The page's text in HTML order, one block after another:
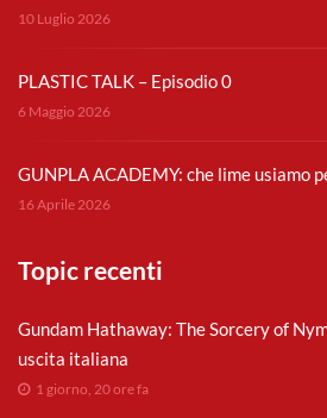
10 Luglio 2026
PLASTIC TALK – Episodio 0
6 Maggio 2026
GUNPLA ACADEMY: che lime usiamo
16 Aprile 2026
Topic recenti
Gundam Hathaway: The Sorcery of
uscita italiana
1 giorno, 20 ore fa